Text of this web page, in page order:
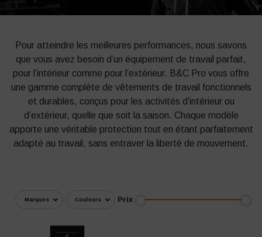
Pour atteindre les meilleures performances, nous savons
que vous avez besoin d’un équipement de travail parfait,
pour l’intérieur comme pour l’extérieur. B&C Pro vous offre
une gamme complète de vêtements de travail fonctionnels
et durables, conçus pour les activités d’intérieur ou
d’extérieur, quelle que soit la saison. Chaque modèle
apporte une véritable protection tout en étant parfaitement
adapté au travail, sans entraver la liberté de mouvement.
Marques Couleurs Prix